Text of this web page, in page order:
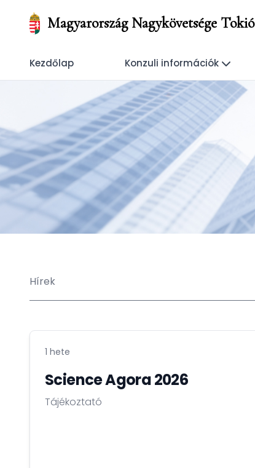
Magyarország Nagykövetsége Tokió
Kezdőlap Konzuli információk
Hírek
1 hete
Science Agora 2026
Tájékoztató